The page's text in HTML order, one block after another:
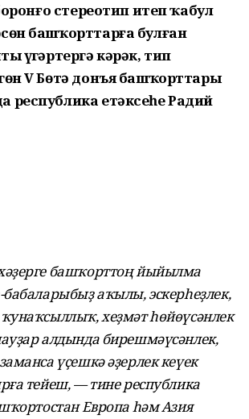
стереотип итеп ҡабул
башҡорттарға булған
үҙгәртергә кәрәк, тип
V Бөтә донъя башҡорттары
республика етәксеһе Радий
башҡорттоң йыйылма
аҡылы, эскерһеҙлек,
хеҙмәт һөйөүсәнлек
алдында бирешмәүсәнлек,
үҫешкә әҙерлек кеүек
тейеш, — тине республика
Европа һәм Азия